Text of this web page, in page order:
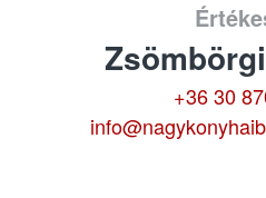
+36 30